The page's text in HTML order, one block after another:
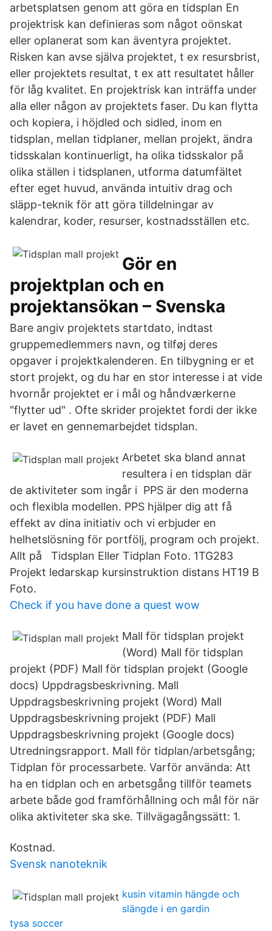
arbetsplatsen genom att göra en tidsplan En
projektrisk kan definieras som något oönskat
eller oplanerat som kan äventyra projektet.
Risken kan avse själva projektet, t ex resursbrist,
eller projektets resultat, t ex att resultatet håller
för låg kvalitet. En projektrisk kan inträffa under
alla eller någon av projektets faser. Du kan flytta
och kopiera, i höjdled och sidled, inom en
tidsplan, mellan tidplaner, mellan projekt, ändra
tidsskalan kontinuerligt, ha olika tidsskalor på
olika ställen i tidsplanen, utforma datumfältet
efter eget huvud, använda intuitiv drag och
släpp-teknik för att göra tilldelningar av
kalendrar, koder, resurser, kostnadsställen etc.
Gör en
projektplan och en
projektansökan – Svenska
Bare angiv projektets startdato, indtast
gruppemedlemmers navn, og tilføj deres
opgaver i projektkalenderen. En tilbygning er et
stort projekt, og du har en stor interesse i at vide
hvornår projektet er i mål og håndværkerne
"flytter ud" . Ofte skrider projektet fordi der ikke
er lavet en gennemarbejdet tidsplan.
Arbetet ska bland annat
resultera i en tidsplan där
de aktiviteter som ingår i PPS är den moderna
och flexibla modellen. PPS hjälper dig att få
effekt av dina initiativ och vi erbjuder en
helhetslösning för portfölj, program och projekt.
Allt på Tidsplan Eller Tidplan Foto. 1TG283
Projekt ledarskap kursinstruktion distans HT19 B
Foto.
Check if you have done a quest wow
Mall för tidsplan projekt
(Word) Mall för tidsplan
projekt (PDF) Mall för tidsplan projekt (Google
docs) Uppdragsbeskrivning. Mall
Uppdragsbeskrivning projekt (Word) Mall
Uppdragsbeskrivning projekt (PDF) Mall
Uppdragsbeskrivning projekt (Google docs)
Utredningsrapport. Mall för tidplan/arbetsgång;
Tidplan för processarbete. Varför använda: Att
ha en tidplan och en arbetsgång tillför teamets
arbete både god framförhållning och mål för när
olika aktiviteter ska ske. Tillvägagångssätt: 1.
Kostnad.
Svensk nanoteknik
kusin vitamin hängde och
slängde i en gardin
tysa soccer